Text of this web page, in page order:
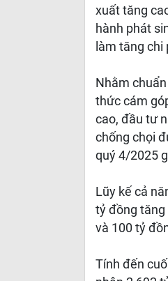
xuất tăng
hành phát
làm tăng
Nhằm
thức cám
cao, đầu tư
chống chọi
quý 4/2025
Lũy kế cả
tỷ đồng tăng
và 100 tỷ
Tính đến